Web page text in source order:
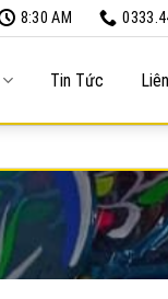
8:30 AM
Tin Tức